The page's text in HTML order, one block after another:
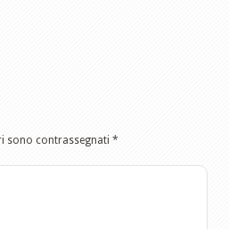
sono contrassegnati *